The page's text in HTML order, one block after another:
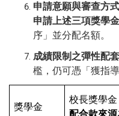
申請意願與審查方式
申請上述三項獎學金
序」並分配名額。
成績限制之彈性配套
檻，仍可憑「獲指
獎學金
校長獎學金
配合款來